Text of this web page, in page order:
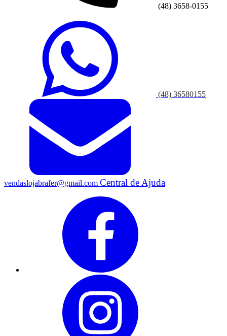
(48) 3658-0155
(48) 36580155
vendaslojabrafer@gmail.com Central de Ajuda